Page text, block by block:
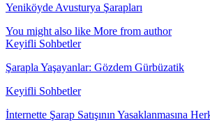
Yeniköyde Avusturya Şarapları
You might also like More from author
Keyifli Sohbetler
Şarapla Yaşayanlar: Gözdem Gürbüzatik
Keyifli Sohbetler
İnternette Şarap Satışının Yasaklanmasına